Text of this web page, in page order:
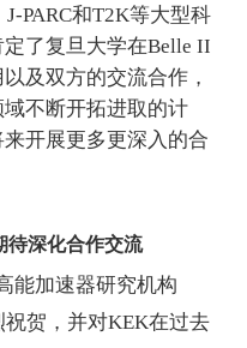
J-PARC和T2K等大型科
了复旦大学在Belle II
及双方的交流合作，
不断开拓进取的计
来开展更多更深入的合
待深化合作交流
能加速器研究机构
祝贺，并对KEK在过去